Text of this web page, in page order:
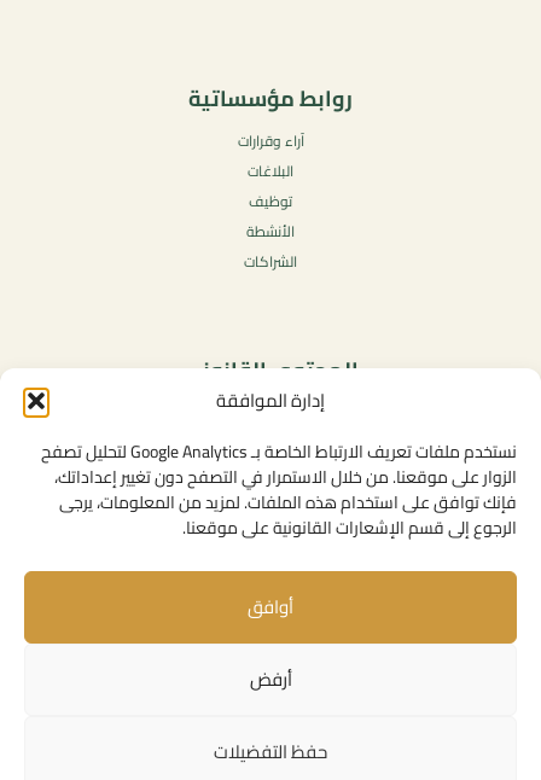
إدارة الموافقة
نستخدم ملفات تعريف الارتباط الخاصة بـ Google Analytics لتحليل تصفح
الزوار على موقعنا. من خلال الاستمرار في التصفح دون تغيير إعداداتك،
فإنك توافق على استخدام هذه الملفات. لمزيد من المعلومات، يرجى
الرجوع إلى قسم الإشعارات القانونية على موقعنا.
أوافق
أرفض
حفظ التفضيلات
روابط مؤسساتية
آراء وقرارات
البلاغات
توظيف
الأنشطة
الشراكات
المحتوى القانوني
سياسة الخصوصية
شروط الاستخدام العامة
الإشعارات القانونية
سياسة ملفات تعريف الارتباط (الكوكيز)
روابط مفيدة
الإتصال بنا
المهام